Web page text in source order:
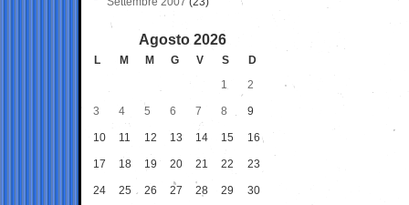
Agosto 2026
L M M G V S
D
1
2
3 4 5 6 7 8 9
10 11 12 13 14 15 16
17 18 19 20 21 22 23
24 25 26 27 28 29 30